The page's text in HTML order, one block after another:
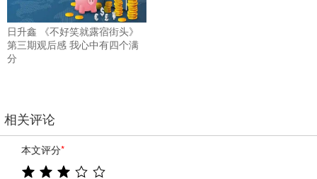
日升鑫 《不好笑就露宿街头》
第三期观后感 我心中有四个满
分
相关评论
本文评分*